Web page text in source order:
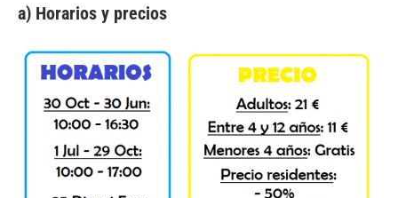
a) Horarios y precios